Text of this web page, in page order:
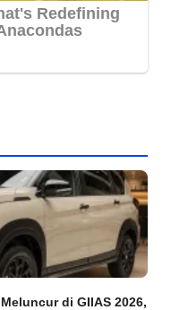
di GIIAS 2026,